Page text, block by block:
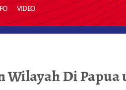
VIDEO
Wilayah Di